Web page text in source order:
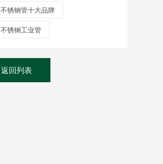
不锈钢管十大品牌
不锈钢工业管
返回列表